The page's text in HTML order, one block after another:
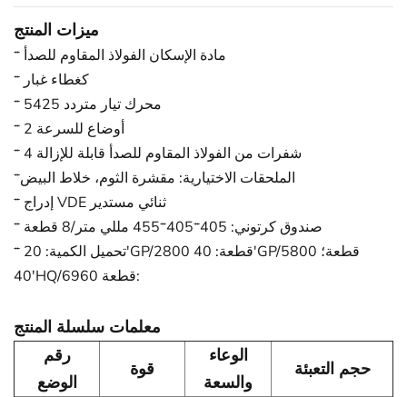
ميزات المنتج
* مادة الإسكان الفولاذ المقاوم للصدأ
* كغطاء غبار
* محرك تيار متردد 5425
* 2 أوضاع للسرعة
* 4 شفرات من الفولاذ المقاوم للصدأ قابلة للإزالة
*الملحقات الاختيارية: مقشرة الثوم، خلاط البيض
* إدراج VDE ثنائي مستدير
* صندوق كرتوني: 405*405*455 مللي متر/8 قطعة
* تحميل الكمية: 20'GP/2800 قطعة: 40'GP/5800 قطعة؛
40'HQ/6960 قطعة:
معلمات سلسلة المنتج
رقم
الوضع
قوة
الوعاء
والسعة
حجم التعبئة